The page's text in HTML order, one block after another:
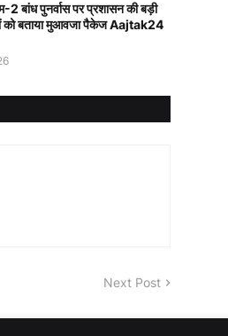
2 बांध पुनर्वास पर प्रशासन की बड़ी
को बताया मुआवजा पैकेज Aajtak24
Next Post